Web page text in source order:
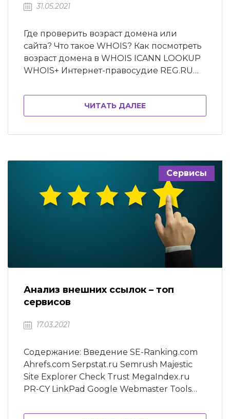
31.05.2021
Где проверить возраст домена или
сайта? Что такое WHOIS? Как посмотреть
возраст домена в WHOIS ICANN LOOKUP
WHOIS+ Интернет-правосудие REG.RU
DOMAINTOOLS.COM Дополнительные
онлайн-сервисы Search Engine Genie
Bulk SEO tools Small SEO Tools Website
SEO checker Webconfs В заключение
предпочтение более старым сайтам,
ЧИТАТЬ ДАЛЕЕ
Сервисы
Анализ внешних ссылок – топ
сервисов
17.03.2021
Содержание: Введение SE-Ranking.com
Ahrefs.com Serpstat.ru Semrush Majestic
Site Explorer Check Trust MegaIndex.ru
PR-CY LinkPad Google Webmaster Tools
Explorer SEO SpyGlass SeoLib Sbup.com